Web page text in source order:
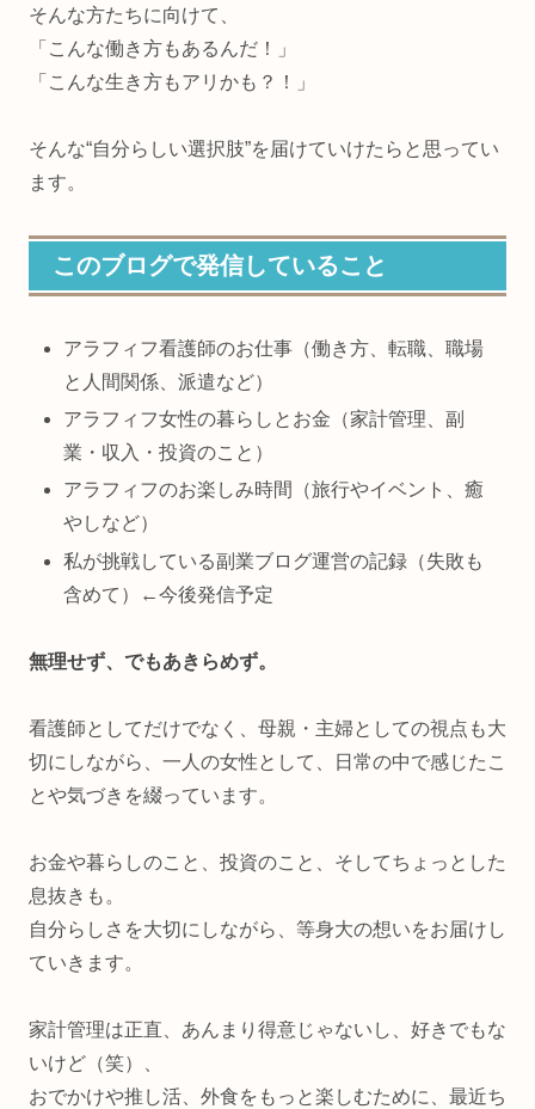
そんな方たちに向けて、
「こんな働き方もあるんだ！」
「こんな生き方もアリかも？！」
そんな“自分らしい選択肢”を届けていけたらと思ってい
ます。
このブログで発信していること
アラフィフ看護師のお仕事（働き方、転職、職場
と人間関係、派遣など）
アラフィフ女性の暮らしとお金（家計管理、副
業・収入・投資のこと）
アラフィフのお楽しみ時間（旅行やイベント、癒
やしなど）
私が挑戦している副業ブログ運営の記録（失敗も
含めて）←今後発信予定
無理せず、でもあきらめず。
看護師としてだけでなく、母親・主婦としての視点も大
切にしながら、一人の女性として、日常の中で感じたこ
とや気づきを綴っています。
お金や暮らしのこと、投資のこと、そしてちょっとした
息抜きも。
自分らしさを大切にしながら、等身大の想いをお届けし
ていきます。
家計管理は正直、あんまり得意じゃないし、好きでもな
いけど（笑）、
おでかけや推し活、外食をもっと楽しむために、最近ち